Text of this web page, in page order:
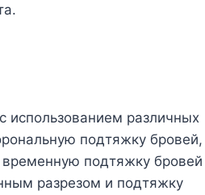
различных
подтяжку бровей,
подтяжку бровей
разрезом и подтяжку